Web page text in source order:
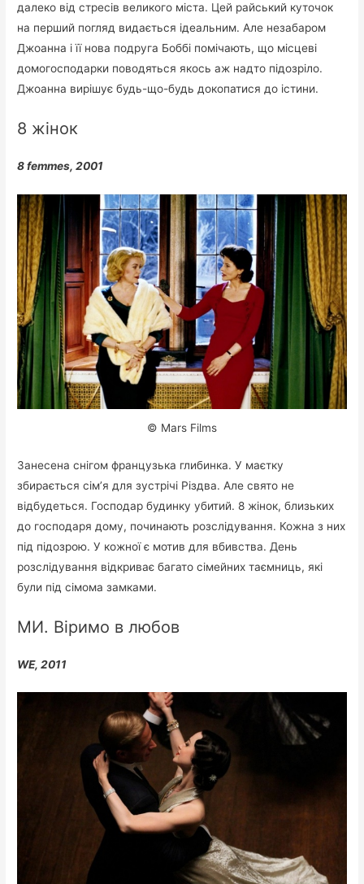
далеко від стресів великого міста. Цей райський куточок
на перший погляд видається ідеальним. Але незабаром
Джоанна і її нова подруга Боббі помічають, що місцеві
домогосподарки поводяться якось аж надто підозріло.
Джоанна вирішує будь-що-будь докопатися до істини.
8 жінок
8 femmes, 2001
© Mars Films
Занесена снігом французька глибинка. У маєтку
збирається сім’я для зустрічі Різдва. Але свято не
відбудеться. Господар будинку убитий. 8 жінок, близьких
до господаря дому, починають розслідування. Кожна з них
під підозрою. У кожної є мотив для вбивства. День
розслідування відкриває багато сімейних таємниць, які
були під сімома замками.
МИ. Віримо в любов
WE, 2011